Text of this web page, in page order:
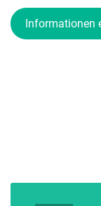
Informationen